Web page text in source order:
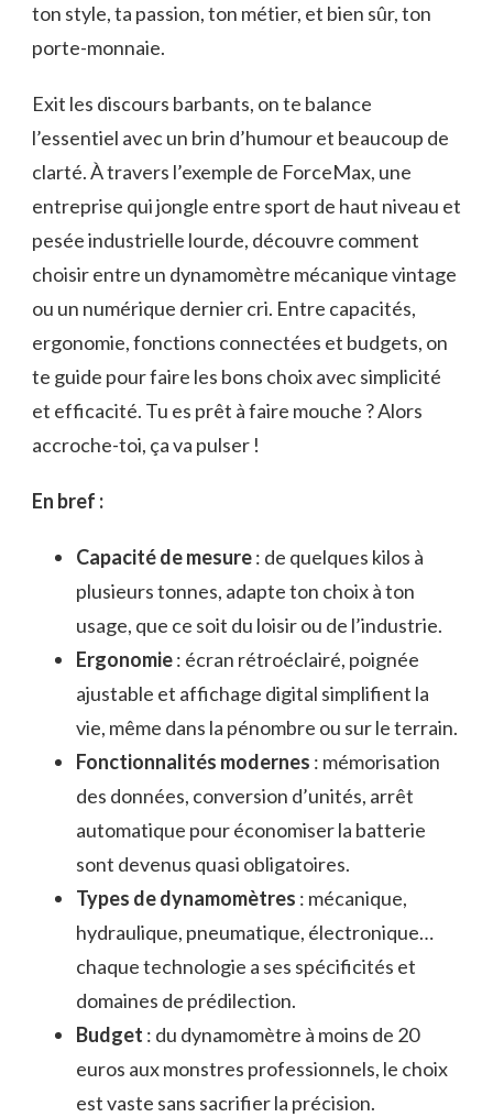
ton style, ta passion, ton métier, et bien sûr, ton
porte-monnaie.
Exit les discours barbants, on te balance
l’essentiel avec un brin d’humour et beaucoup de
clarté. À travers l’exemple de ForceMax, une
entreprise qui jongle entre sport de haut niveau et
pesée industrielle lourde, découvre comment
choisir entre un dynamomètre mécanique vintage
ou un numérique dernier cri. Entre capacités,
ergonomie, fonctions connectées et budgets, on
te guide pour faire les bons choix avec simplicité
et efficacité. Tu es prêt à faire mouche ? Alors
accroche-toi, ça va pulser !
En bref :
Capacité de mesure: de quelques kilos à
plusieurs tonnes, adapte ton choix à ton
usage, que ce soit du loisir ou de l’industrie.
Ergonomie: écran rétroéclairé, poignée
ajustable et affichage digital simplifient la
vie, même dans la pénombre ou sur le terrain.
Fonctionnalités modernes : mémorisation
des données, conversion d’unités, arrêt
automatique pour économiser la batterie
sont devenus quasi obligatoires.
Types de dynamomètres : mécanique,
hydraulique, pneumatique, électronique…
chaque technologie a ses spécificités et
domaines de prédilection.
Budget : du dynamomètre à moins de 20
euros aux monstres professionnels, le choix
est vaste sans sacrifier la précision.